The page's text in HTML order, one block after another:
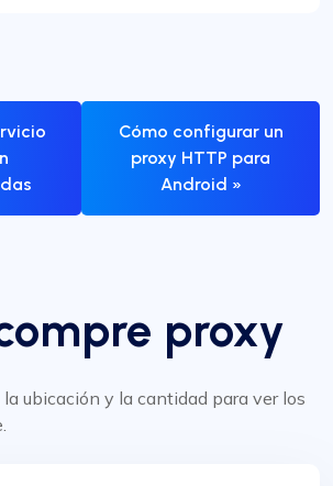
Cómo configurar un
proxy HTTP para
Android »
proxy
ubicación y la cantidad para ver los